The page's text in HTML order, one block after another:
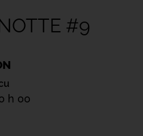
#9
h 00